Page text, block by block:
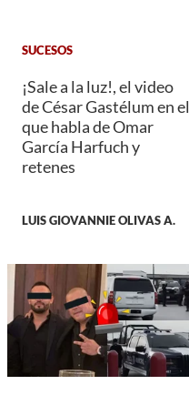
SUCESOS
¡Sale a la luz!, el video
de César Gastélum en el
que habla de Omar
García Harfuch y
retenes
LUIS GIOVANNIE OLIVAS A.